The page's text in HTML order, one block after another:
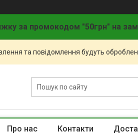
за промокодом "50грн" на
та повідомлення будуть
Про нас Контакти